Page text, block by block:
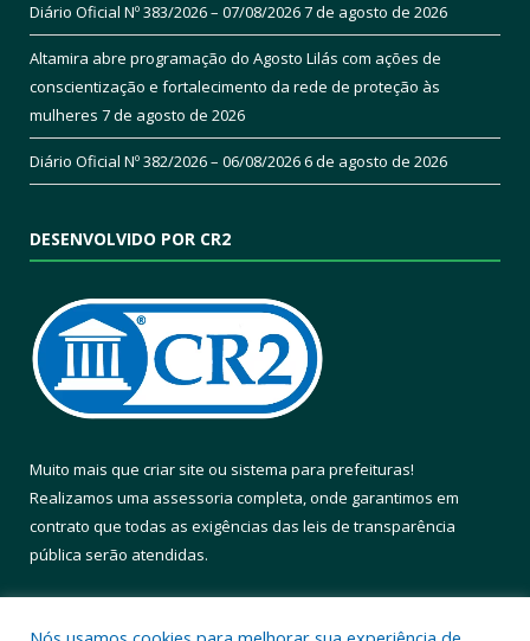
Diário Oficial Nº 383/2026 – 07/08/20267 de agosto de 2026
Altamira abre programação do Agosto Lilás com ações de
conscientização e fortalecimento da rede de proteção às
mulheres 7 de agosto de 2026
Diário Oficial Nº 382/2026 – 06/08/20266 de agosto de 2026
DESENVOLVIDO POR CR2
Muito mais que criar site ou sistema para prefeituras!
Realizamos uma assessoria completa, onde garantimos em
contrato que todas as exigências das leis de transparência
pública serão atendidas.